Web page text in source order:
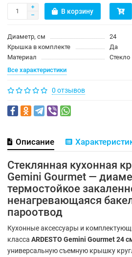
В корзину
Диаметр, см
24
Крышка в комплекте
Да
Материал
Стекло
Все характеристики
0 отзывов
Описание
Стеклянная кухонная
Gemini Gourmet —
термостойкое
ненагревающаяся
пароотвод
Кухонные аксессуары и
класса ARDESTO Gemini Gourmet 24
универсальную съемную крышку